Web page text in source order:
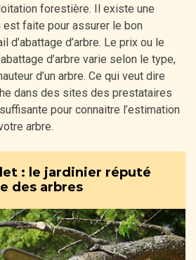
forestière. Il existe une
faite pour assurer le bon
d’abattage d’arbre. Le prix ou le
d’arbre varie selon le type,
d’un arbre. Ce qui veut dire
dans des sites des prestataires
pour connaitre l’estimation
arbre.
: le jardinier réputé
des arbres